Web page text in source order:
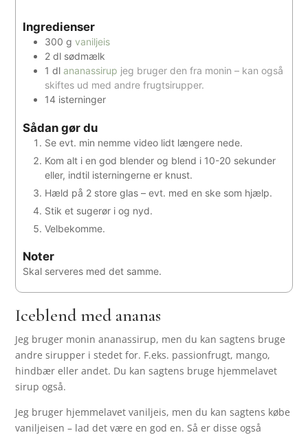
Ingredienser
300 g vaniljeis
2 dl sødmælk
1 dl ananassirup jeg bruger den fra monin – kan også
skiftes ud med andre frugtsirupper.
14 isterninger
Sådan gør du
Se evt. min nemme video lidt længere nede.
Kom alt i en god blender og blend i 10-20 sekunder
eller, indtil isterningerne er knust.
Hæld på 2 store glas – evt. med en ske som hjælp.
Stik et sugerør i og nyd.
Velbekomme.
Noter
Skal serveres med det samme.
Iceblend med ananas
Jeg bruger monin ananassirup, men du kan sagtens bruge
andre sirupper i stedet for. F.eks. passionfrugt, mango,
hindbær eller andet. Du kan sagtens bruge hjemmelavet
sirup også.
Jeg bruger hjemmelavet vaniljeis, men du kan sagtens købe
vaniljeisen – lad det være en god en. Så er disse også